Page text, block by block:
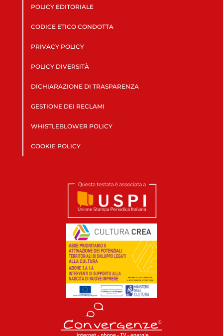
POLICY EDITORIALE
CODICE ETICO CONDOTTA
PRIVACY POLICY
POLICY DIVERSITÀ
DICHIARAZIONE DI TRASPARENZA
GESTIONE DEI RECLAMI
WHISTLEBLOWER POLICY
COOKIE POLICY